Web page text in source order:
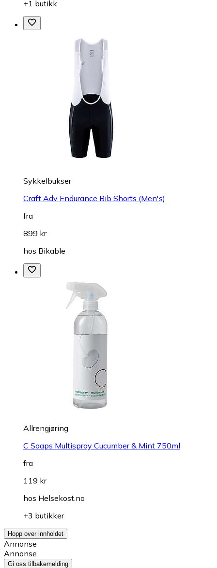
+1 butikk
Sykkelbukser
Craft Adv Endurance Bib Shorts (Men's)
fra
899 kr
hos Bikable
Allrengjøring
C Soaps Multispray Cucumber & Mint 750ml
fra
119 kr
hos Helsekost.no
+3 butikker
Hopp over innholdet
Annonse
Annonse
Gi oss tilbakemelding